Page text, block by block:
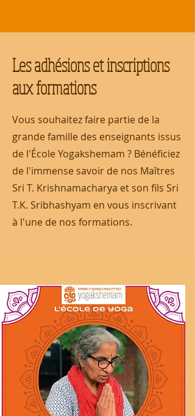
Les adhésions et inscriptions
aux formations
Vous souhaitez faire partie de la
grande famille des enseignants issus
de l'École Yogakshemam ? Bénéficiez
de l'immense savoir de nos Maîtres
Sri T. Krishnamacharya et son fils Sri
T.K. Sribhashyam en vous inscrivant
à l'une de nos formations.